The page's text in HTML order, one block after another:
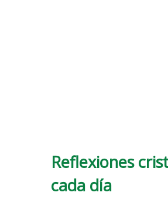
Reflexiones
cada día